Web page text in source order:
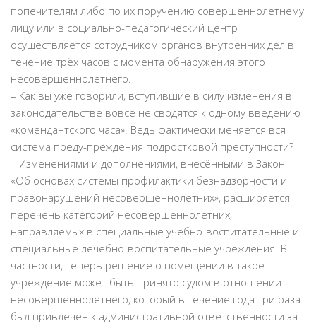
попечителям либо по их поручению совершеннолетнему
лицу или в социально-педагогический центр
осуществляется сотрудником органов внутренних дел в
течение трёх часов с момента обнаружения этого
несовершеннолетнего.
– Как вы уже говорили, вступившие в силу изменения в
законодательстве вовсе не сводятся к одному введению
«комендантского часа». Ведь фактически меняется вся
система преду-преждения подростковой преступности?
– Изменениями и дополнениями, внесёнными в Закон
«Об основах системы профилактики безнадзорности и
правонарушений несовершеннолетних», расширяется
перечень категорий несовершеннолетних,
направляемых в специальные учебно-воспитательные и
специальные лечебно-воспитательные учреждения. В
частности, теперь решение о помещении в такое
учреждение может быть принято судом в отношении
несовершеннолетнего, который в течение года три раза
был привлечён к административной ответственности за